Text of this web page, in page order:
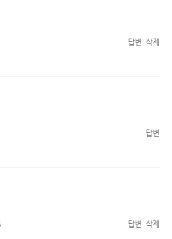
답변 삭제
답변
답변 삭제